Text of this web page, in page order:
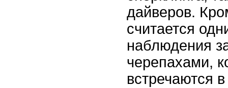
дайверов.
считается
наблюдения
черепахами,
встречаются